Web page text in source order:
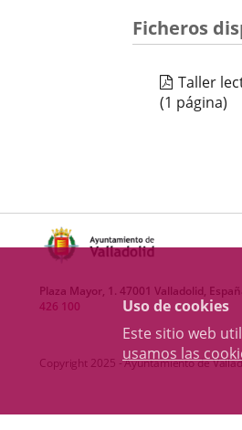
Uso de cookies
Este sitio web
usamos las
Ficheros
Taller
(1 página)
Plaza Mayor, 1. 47001 Valladolid,
426 100
Copyright 2025 - Ayuntamiento de